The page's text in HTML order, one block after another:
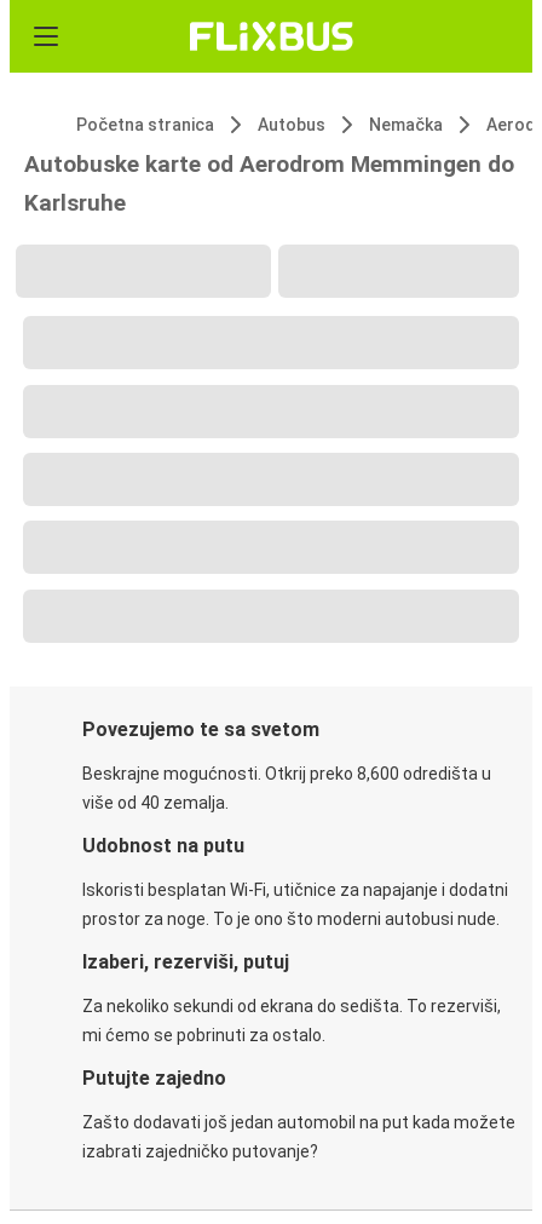
Početna stranica Autobus Nemačka
Autobuske karte od Aerodrom Memmingen do
Karlsruhe
Povezujemo te sa svetom
Beskrajne mogućnosti. Otkrij preko 8,600 odredišta u
više od 40 zemalja.
Udobnost na putu
Iskoristi besplatan Wi-Fi, utičnice za napajanje i dodatni
prostor za noge. To je ono što moderni autobusi nude.
Izaberi, rezerviši, putuj
Za nekoliko sekundi od ekrana do sedišta. To rezerviši,
mi ćemo se pobrinuti za ostalo.
Putujte zajedno
Zašto dodavati još jedan automobil na put kada možete
izabrati zajedničko putovanje?